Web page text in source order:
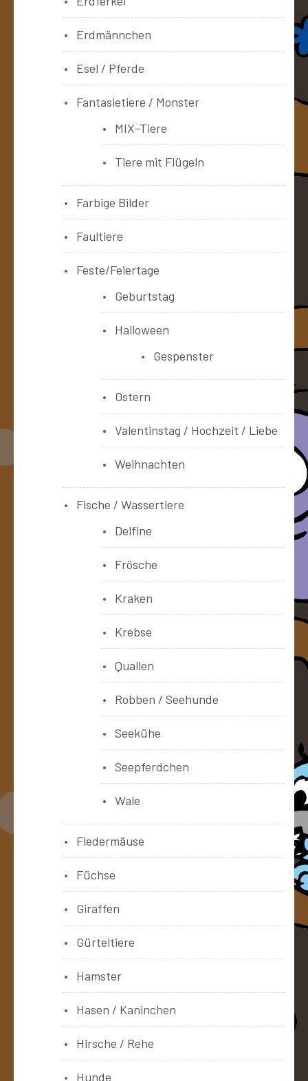
Erdmännchen
Esel / Pferde
Fantasietiere / Monster
MIX-Tiere
Tiere mit Flügeln
Farbige Bilder
Faultiere
Feste/Feiertage
Geburtstag
Halloween
Gespenster
Ostern
Valentinstag / Hochzeit / Liebe
Weihnachten
Fische / Wassertiere
Delfine
Frösche
Kraken
Krebse
Quallen
Robben / Seehunde
Seekühe
Seepferdchen
Wale
Fledermäuse
Füchse
Giraffen
Gürteltiere
Hamster
Hasen / Kaninchen
Hirsche / Rehe
Hunde